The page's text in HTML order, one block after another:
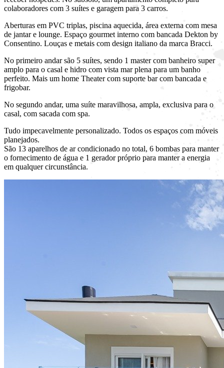
colaboradores com 3 suítes e garagem para 3 carros.
Aberturas em PVC triplas, piscina aquecida, área externa com mesa
de jantar e lounge. Espaço gourmet interno com bancada Dekton by
Consentino. Louças e metais com design italiano da marca Bracci.
No primeiro andar são 5 suítes, sendo 1 master com banheiro super
amplo para o casal e hidro com vista mar plena para um banho
perfeito. Mais um home Theater com suporte bar com bancada e
frigobar.
No segundo andar, uma suíte maravilhosa, ampla, exclusiva para o
casal, com sacada com spa.
Tudo impecavelmente personalizado. Todos os espaços com móveis
planejados.
São 13 aparelhos de ar condicionado no total, 6 bombas para manter
o fornecimento de água e 1 gerador próprio para manter a energia
em qualquer circunstância.